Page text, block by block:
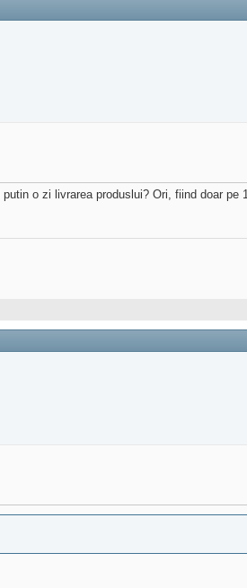
o zi livrarea produslui? Ori, fiind doar